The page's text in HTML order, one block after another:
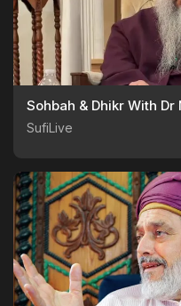
Sohbah & Dhikr With Dr
SufiLive